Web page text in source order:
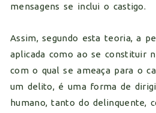
mensagens se inclui o castigo.
Assim, segundo esta teoria, a
aplicada como ao se constituir
com o qual se ameaça para o
um delito, é uma forma de
humano, tanto do delinquente,